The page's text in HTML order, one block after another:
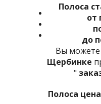
Полоса
от
до
Вы можете
Щербинке
"
Полоса